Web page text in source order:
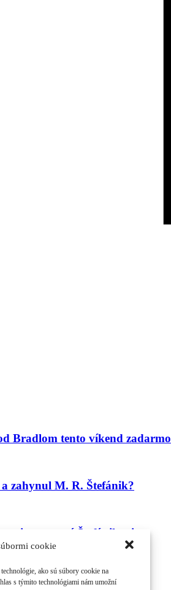
cookie
ako sú súbory cookie na
s týmito technológiami nám umožní
Bradlom tento víkend zadarmo
zahynul M. R. Štefánik?
venované Štefánikovi